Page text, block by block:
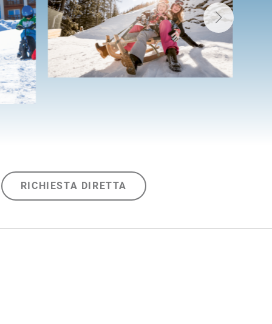
RICHIESTA DIRETTA